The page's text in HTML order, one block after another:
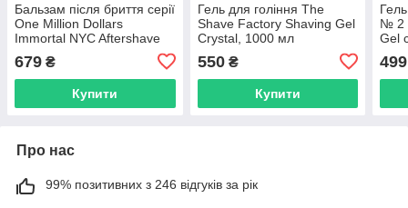
Бальзам після бриття серії
One Million Dollars
Immortal NYC Aftershave
Balsam,350 мл (NYC-85)
679 ₴
Купити
Гель для гоління The
Shave Factory Shaving Gel
Crystal, 1000 мл
550₴
Купити
№ 2
Gel
499
Про нас
99% позитивних з 246 відгуків за рік